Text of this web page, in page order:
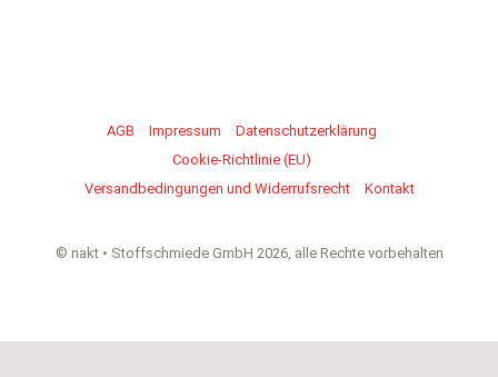
AGB Impressum
Datenschutzerklärung
Cookie-Richtlinie (EU)
Versandbedingungen und Widerrufsrecht
Kontakt
© nakt • Stoffschmiede GmbH 2026, alle Rechte vorbehalten